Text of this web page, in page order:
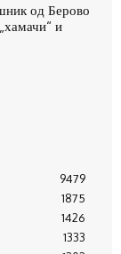
од Берово
и
9479
1875
1426
1333